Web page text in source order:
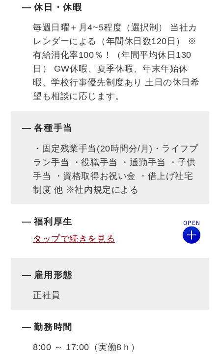
休日・休暇
毎週日曜＋月4~5程度（選択制） 当社カ
レンダーによる（年間休日数120日） ※
有給消化率100％！（年間平均休日130
日） GW休暇、夏季休暇、年末年始休
暇、学校行事優先制度あり 土日の休日希
望も相談に応じます。
各種手当
・固定残業手当(20時間分/月)・ライフプ
ラン手当 ・役職手当 ・通勤手当 ・子供
手当 ・資格取得お祝い金 ・借上げ社宅
制度 他 ※社内規定による
福利厚生
タップで続きを見る
雇用形態
正社員
勤務時間
8:00 ～ 17:00（実働8ｈ）